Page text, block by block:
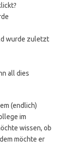
wurde zuletzt
all dies
(endlich)
im
wissen, ob
möchte er